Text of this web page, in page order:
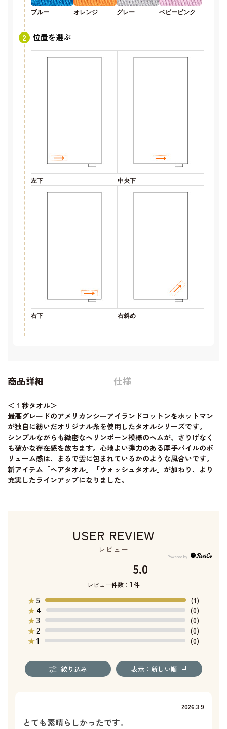
ブルー オレンジ グレー ベビーピンク
位置を選ぶ
左下 中央下
右下 右斜め
商品詳細 仕様
＜１秒タオル＞
最高グレードのアメリカンシーアイランドコットンをホットマン
が独自に紡いだオリジナル糸を使用したタオルシリーズです。
シンプルながらも緻密なヘリンボーン模様のヘムが、さりげなく
も確かな存在感を放ちます。心地よい弾力のある厚手パイルのボ
リューム感は、まるで雲に包まれているかのような風合いです。
新アイテム「ヘアタオル」「ウォッシュタオル」が加わり、より
充実したラインアップになりました。
USER REVIEW
レビュー
5.0
レビュー件数： 1 件
★5
(1)
★ 4
(0)
★3
(0)
★2
(0)
★1 (0)
絞り込み 表示：新しい順
2026.3.9
とても素晴らしかったです。